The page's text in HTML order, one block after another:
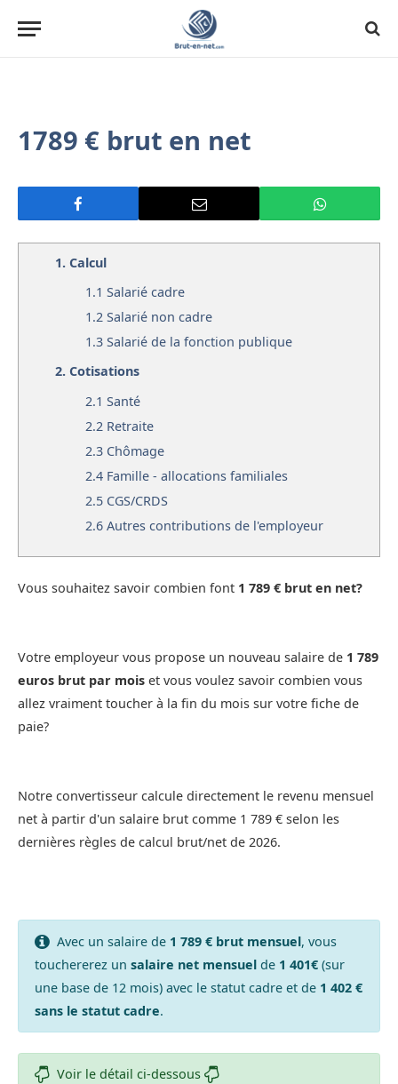
1789 € brut en net
1. Calcul
1.1 Salarié cadre
1.2 Salarié non cadre
1.3 Salarié de la fonction publique
2. Cotisations
2.1 Santé
2.2 Retraite
2.3 Chômage
2.4 Famille - allocations familiales
2.5 CGS/CRDS
2.6 Autres contributions de l'employeur
Vous souhaitez savoir combien font 1 789 € brut en net?
Votre employeur vous propose un nouveau salaire de 1 789
euros brut par mois et vous voulez savoir combien vous
allez vraiment toucher à la fin du mois sur votre fiche de
paie?
Notre convertisseur calcule directement le revenu mensuel
net à partir d'un salaire brut comme 1 789 € selon les
dernières règles de calcul brut/net de 2026.
Avec un salaire de 1 789 € brut mensuel, vous
touchererez un salaire net mensuelde 1 401€(sur
une base de 12 mois) avec le statut cadre et de 1 402 €
sans le statut cadre.
Voir le détail ci-dessous